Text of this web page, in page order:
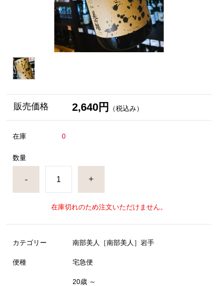
販売価格 2,640円 （税込み）
在庫 0
数量
- +
在庫切れのため注文いただけません。
カテゴリー 南部美人［南部美人］岩手
便種 宅急便
20歳 ～